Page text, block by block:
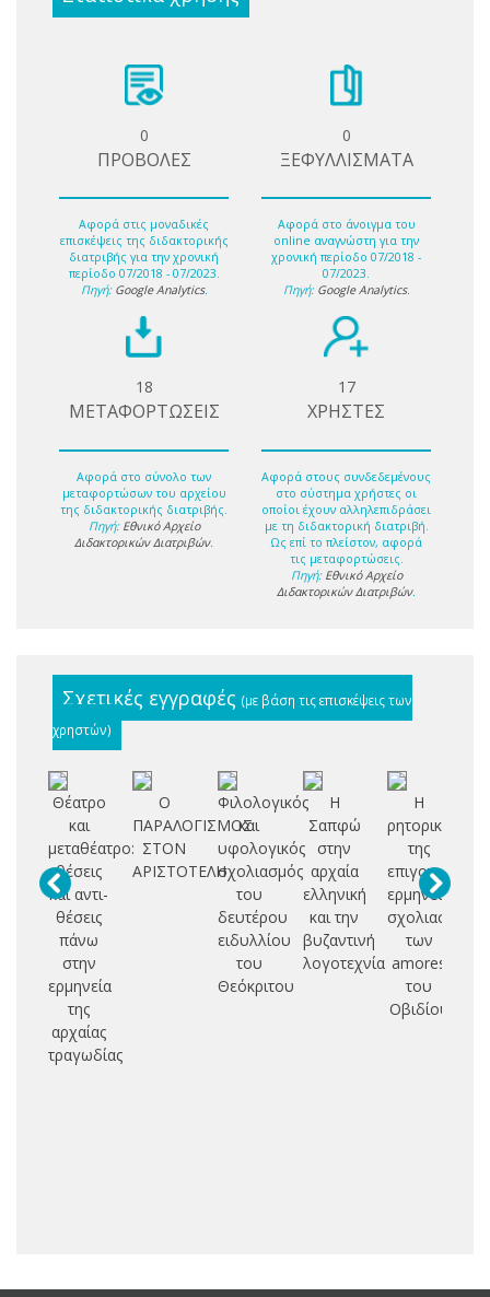
0
ΠΡΟΒΟΛΕΣ
Αφορά στις μοναδικές
επισκέψεις της διδακτορικής
διατριβής για την χρονική
περίοδο 07/2018 - 07/2023.
Πηγή: Google Analytics.
0
ΞΕΦΥΛΛΙΣΜΑΤΑ
Αφορά στο άνοιγμα του
online αναγνώστη για την
χρονική περίοδο 07/2018 -
07/2023.
Πηγή: Google Analytics.
18
ΜΕΤΑΦΟΡΤΩΣΕΙΣ
Αφορά στο σύνολο των
μεταφορτώσων του αρχείου
της διδακτορικής διατριβής.
Πηγή: Εθνικό Αρχείο
Διδακτορικών Διατριβών.
17
ΧΡΗΣΤΕΣ
Αφορά στους συνδεδεμένους
στο σύστημα χρήστες οι
οποίοι έχουν αλληλεπιδράσει
με τη διδακτορική διατριβή.
Ως επί το πλείστον, αφορά
τις μεταφορτώσεις.
Πηγή: Εθνικό Αρχείο
Διδακτορικών Διατριβών.
Σχετικές εγγραφές (με βάση τις επισκέψεις των
χρηστών)
Θέατρο
και
μεταθέατρο:
θέσεις
και αντι-
θέσεις
πάνω
στην
ερμηνεία
της
αρχαίας
τραγωδίας
Ο
ΠΑΡΑΛΟΓΙΣΜΟΣ
ΣΤΟΝ
ΑΡΙΣΤΟΤΕΛΗ
Φιλολογικός
και
υφολογικός
σχολιασμός
του
δευτέρου
ειδυλλίου
του
Θεόκριτου
Η
Σαπφώ
στην
αρχαία
ελληνική
και την
βυζαντινή
λογοτεχνία
Η
ρητορική
της
ερμηνευτικός
σχολιασμός
των
amores
του
Οβιδίου